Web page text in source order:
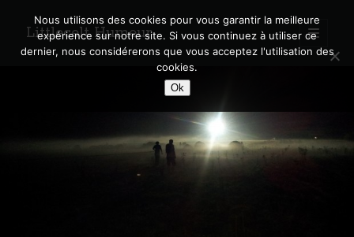
Littlecelt Humeur
open
primary
menu
Sidebar
Nous utilisons des cookies pour vous garantir la meilleure
expérience sur notre site. Si vous continuez à utiliser ce
dernier, nous considérerons que vous acceptez l'utilisation des
cookies.
Ok